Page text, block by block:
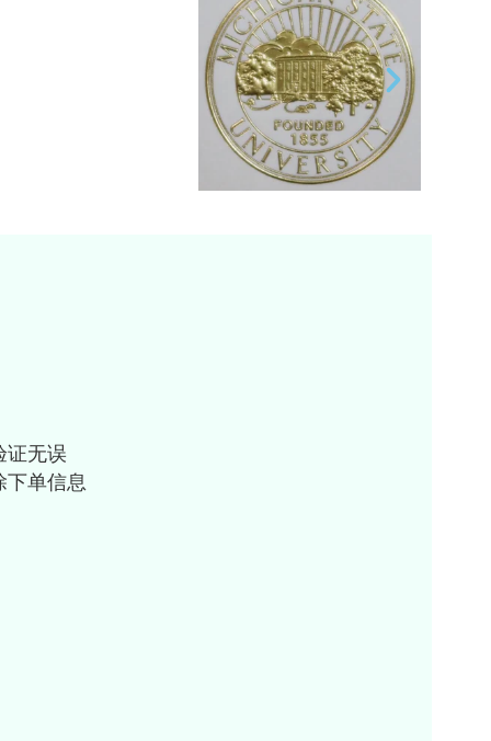
证无误
下单信息